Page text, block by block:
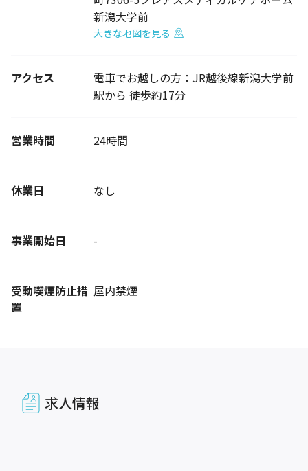
新潟大学前
大きな地図を見る
アクセス
電車でお越しの方：JR越後線新潟大学前
駅から 徒歩約17分
営業時間 24時間
休業日 なし
事業開始日 -
受動喫煙防止措
置
屋内禁煙
求人情報